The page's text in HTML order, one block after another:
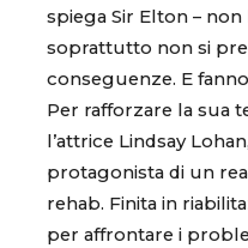
spiega Sir Elton –
soprattutto non si
conseguenze. E
Per rafforzare la sua
l’attrice Lindsay
protagonista di un
rehab. Finita in
per affrontare i